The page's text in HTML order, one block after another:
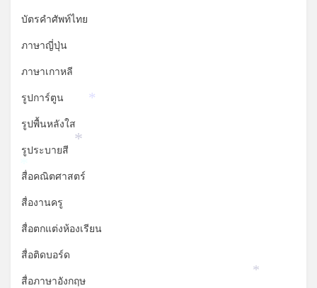
บัตรคำศัพท์ไทย
ภาษาญี่ปุ่น
ภาษาเกาหลี
รูปการ์ตูน
รูปพื้นหลังใส
รูประบายสี
สื่อคณิตศาสตร์
สื่องานครู
สื่อตกแต่งห้องเรียน
สื่อติดบอร์ด
สื่อภาษาอังกฤษ
*